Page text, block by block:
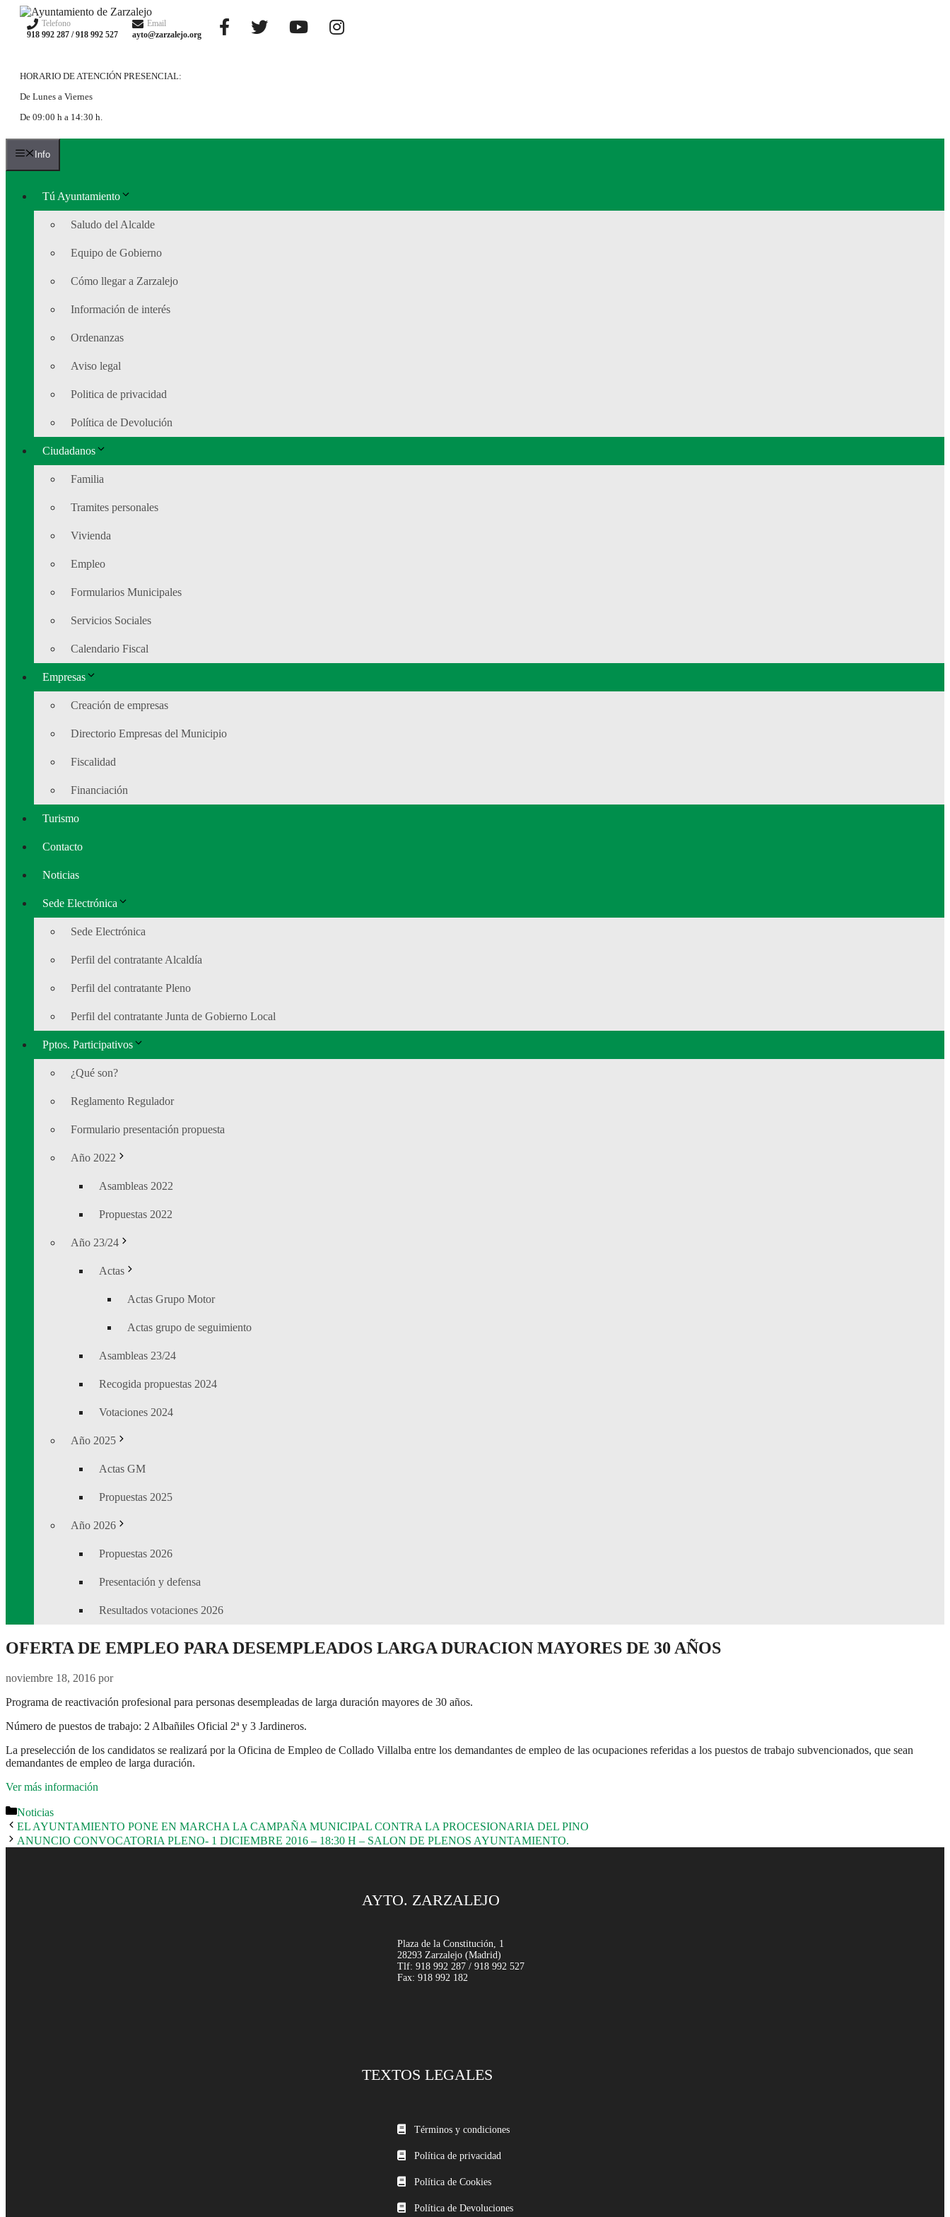
Telefono
918 992 287 / 918 992 527
Email
ayto@zarzalejo.org
HORARIO DE ATENCIÓN PRESENCIAL:
De Lunes a Viernes
De 09:00 h a 14:30 h.
Info
Tú Ayuntamiento
Saludo del Alcalde
Equipo de Gobierno
Cómo llegar a Zarzalejo
Información de interés
Ordenanzas
Aviso legal
Politica de privacidad
Política de Devolución
Ciudadanos
Familia
Tramites personales
Vivienda
Empleo
Formularios Municipales
Servicios Sociales
Calendario Fiscal
Empresas
Creación de empresas
Directorio Empresas del Municipio
Fiscalidad
Financiación
Turismo
Contacto
Noticias
Sede Electrónica
Sede Electrónica
Perfil del contratante Alcaldía
Perfil del contratante Pleno
Perfil del contratante Junta de Gobierno Local
Pptos. Participativos
¿Qué son?
Reglamento Regulador
Formulario presentación propuesta
Año 2022
Asambleas 2022
Propuestas 2022
Año 23/24
Actas
Actas Grupo Motor
Actas grupo de seguimiento
Asambleas 23/24
Recogida propuestas 2024
Votaciones 2024
Año 2025
Actas GM
Propuestas 2025
Año 2026
Propuestas 2026
Presentación y defensa
Resultados votaciones 2026
OFERTA DE EMPLEO PARA DESEMPLEADOS LARGA DURACION MAYORES DE 30 AÑOS
noviembre 18, 2016 por
Programa de reactivación profesional para personas desempleadas de larga duración mayores de 30 años.
Número de puestos de trabajo: 2 Albañiles Oficial 2ª y 3 Jardineros.
La preselección de los candidatos se realizará por la Oficina de Empleo de Collado Villalba entre los demandantes de empleo de las ocupaciones referidas a los puestos de trabajo subvencionados, que sean
demandantes de empleo de larga duración.
Ver más información
Noticias
EL AYUNTAMIENTO PONE EN MARCHA LA CAMPAÑA MUNICIPAL CONTRA LA PROCESIONARIA DEL PINO
ANUNCIO CONVOCATORIA PLENO- 1 DICIEMBRE 2016 – 18:30 H – SALON DE PLENOS AYUNTAMIENTO.
AYTO. ZARZALEJO
Plaza de la Constitución, 1
28293 Zarzalejo (Madrid)
Tlf: 918 992 287 / 918 992 527
Fax: 918 992 182
TEXTOS LEGALES
Términos y condiciones
Política de privacidad
Política de Cookies
Política de Devoluciones